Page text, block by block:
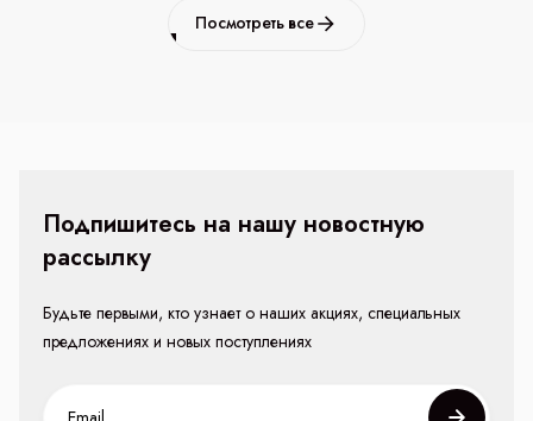
Посмотреть все
Подпишитесь на нашу новостную
рассылку
Будьте первыми, кто узнает о наших акциях, специальных
предложениях и новых поступлениях